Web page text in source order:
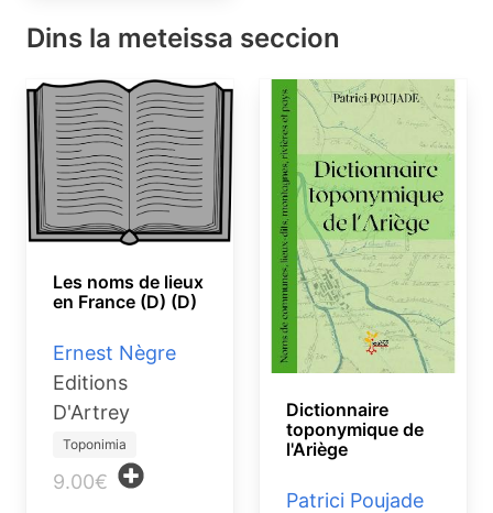
Dins la meteissa seccion
Les noms de lieux
en France (D) (D)
Ernest Nègre
Editions
D'Artrey
Toponimia
9.00€
Dictionnaire
toponymique de
l'Ariège
Patrici Poujade